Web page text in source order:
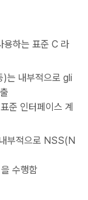
용하는 표준 C 라
는 내부적으로 gli
준 인터페이스 계
부적으로 NSS(N
수행함